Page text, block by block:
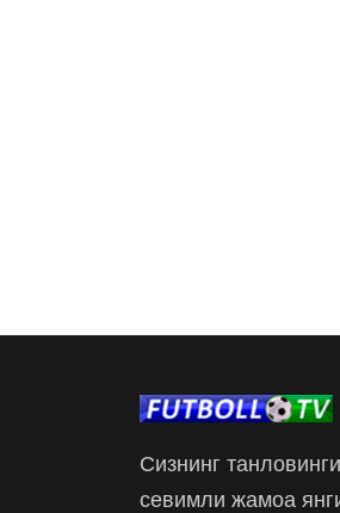
Сизнинг
севимли жамоа